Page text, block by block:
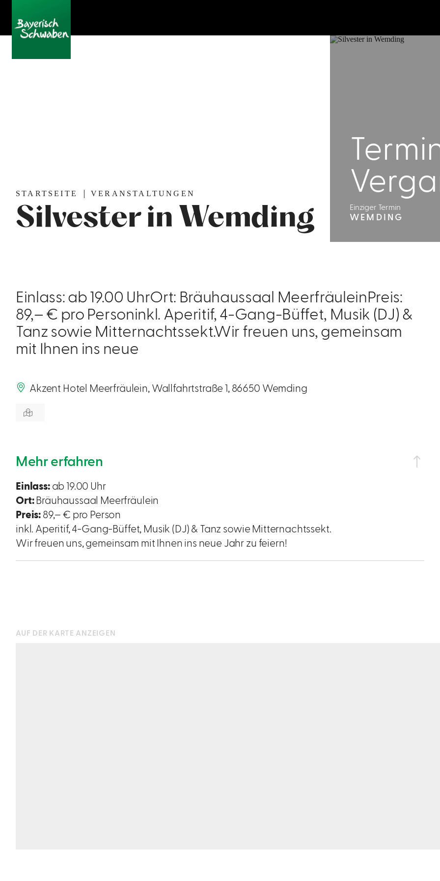
STARTSEITE VERANSTALTUNGEN
Silvester in Wemding Einziger Termin
WEMDING
Einlass: ab 19.00 UhrOrt: Bräuhaussaal MeerfräuleinPreis:
89,– € pro Personinkl. Aperitif, 4-Gang-Büffet, Musik (DJ) &
Tanz sowie Mitternachtssekt.Wir freuen uns, gemeinsam
mit Ihnen ins neue
Akzent Hotel Meerfräulein, Wallfahrtstraße 1, 86650 Wemding
Mehr erfahren
Einlass:ab 19.00 Uhr
Ort:Bräuhaussaal Meerfräulein
Preis: 89,– € pro Person
inkl. Aperitif, 4-Gang-Büffet, Musik (DJ) & Tanz sowie Mitternachtssekt.
Wir freuen uns, gemeinsam mit Ihnen ins neue Jahr zu feiern!
AUF DER KARTE ANZEIGEN